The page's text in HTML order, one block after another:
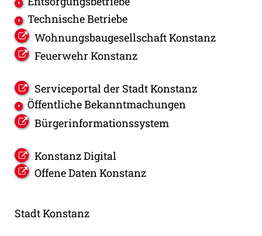
Technische Betriebe
Wohnungsbaugesellschaft Konstanz
Feuerwehr Konstanz
Serviceportal der Stadt Konstanz
Öffentliche Bekanntmachungen
Bürgerinformationssystem
Konstanz Digital
Offene Daten Konstanz
Stadt Konstanz